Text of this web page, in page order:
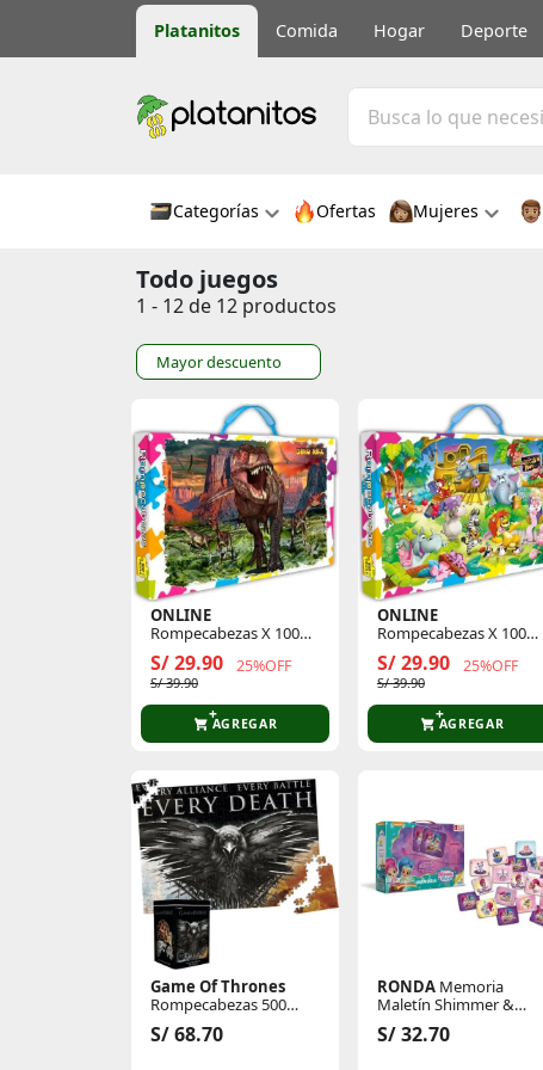
Platanitos Comida Hogar Deporte
Categorías Ofertas Mujeres
Todo juegos
1 - 12 de 12 productos
Mayor descuento
ONLINE
Rompecabezas X 100
Pzas Dino Rex
S/ 29.90 25%OFF
S/ 39.90
AGREGAR
ONLINE
Rompecabezas X 100
Pzas El Arca De Noe
S/ 29.90 25%OFF
S/ 39.90
AGREGAR
Game Of Thrones
Rompecabezas 500
Pzas Lata Cuervo
S/ 68.70
RONDAMemoria
Maletín Shimmer &
Shine
S/ 32.70